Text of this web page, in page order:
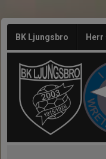
BK Ljungsbro Herr